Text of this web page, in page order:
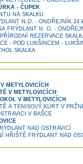
- ČUPEK
NA SKALKU
N.O. - ONDŘEJNÍK 24
FRÝDLANT N. O. -
REZERVACE
- POD LUKŠINCEM -
SKALKA
METYLOVICÍCH
V METYLOVICÍCH
V METYLOVICÍCH
A TENISOVÝ KURT V
V BAŠCE
NAD OSTRAVICÍ
HŘIŠTĚ FRÝDLANT NAD